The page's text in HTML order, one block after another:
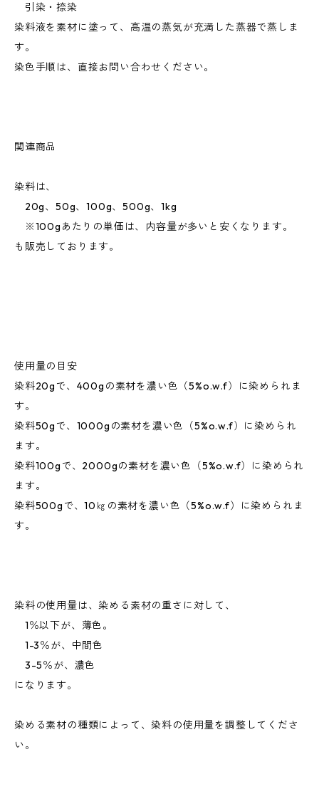
引染・捺染
染料液を素材に塗って、高温の蒸気が充満した蒸器で蒸しま
す。
染色手順は、直接お問い合わせください。
関連商品
染料は、
20g、50g、100g、500g、1kg
※100gあたりの単価は、内容量が多いと安くなります。
も販売しております。
使用量の目安
染料20gで、400gの素材を濃い色（5%o.w.f）に染められま
す。
染料50gで、1000gの素材を濃い色（5%o.w.f）に染められ
ます。
染料100gで、2000gの素材を濃い色（5%o.w.f）に染められ
ます。
染料500gで、10㎏の素材を濃い色（5%o.w.f）に染められま
す。
染料の使用量は、染める素材の重さに対して、
1％以下が、薄色。
1-3％が、中間色
3-5％が、濃色
になります。
染める素材の種類によって、染料の使用量を調整してくださ
い。